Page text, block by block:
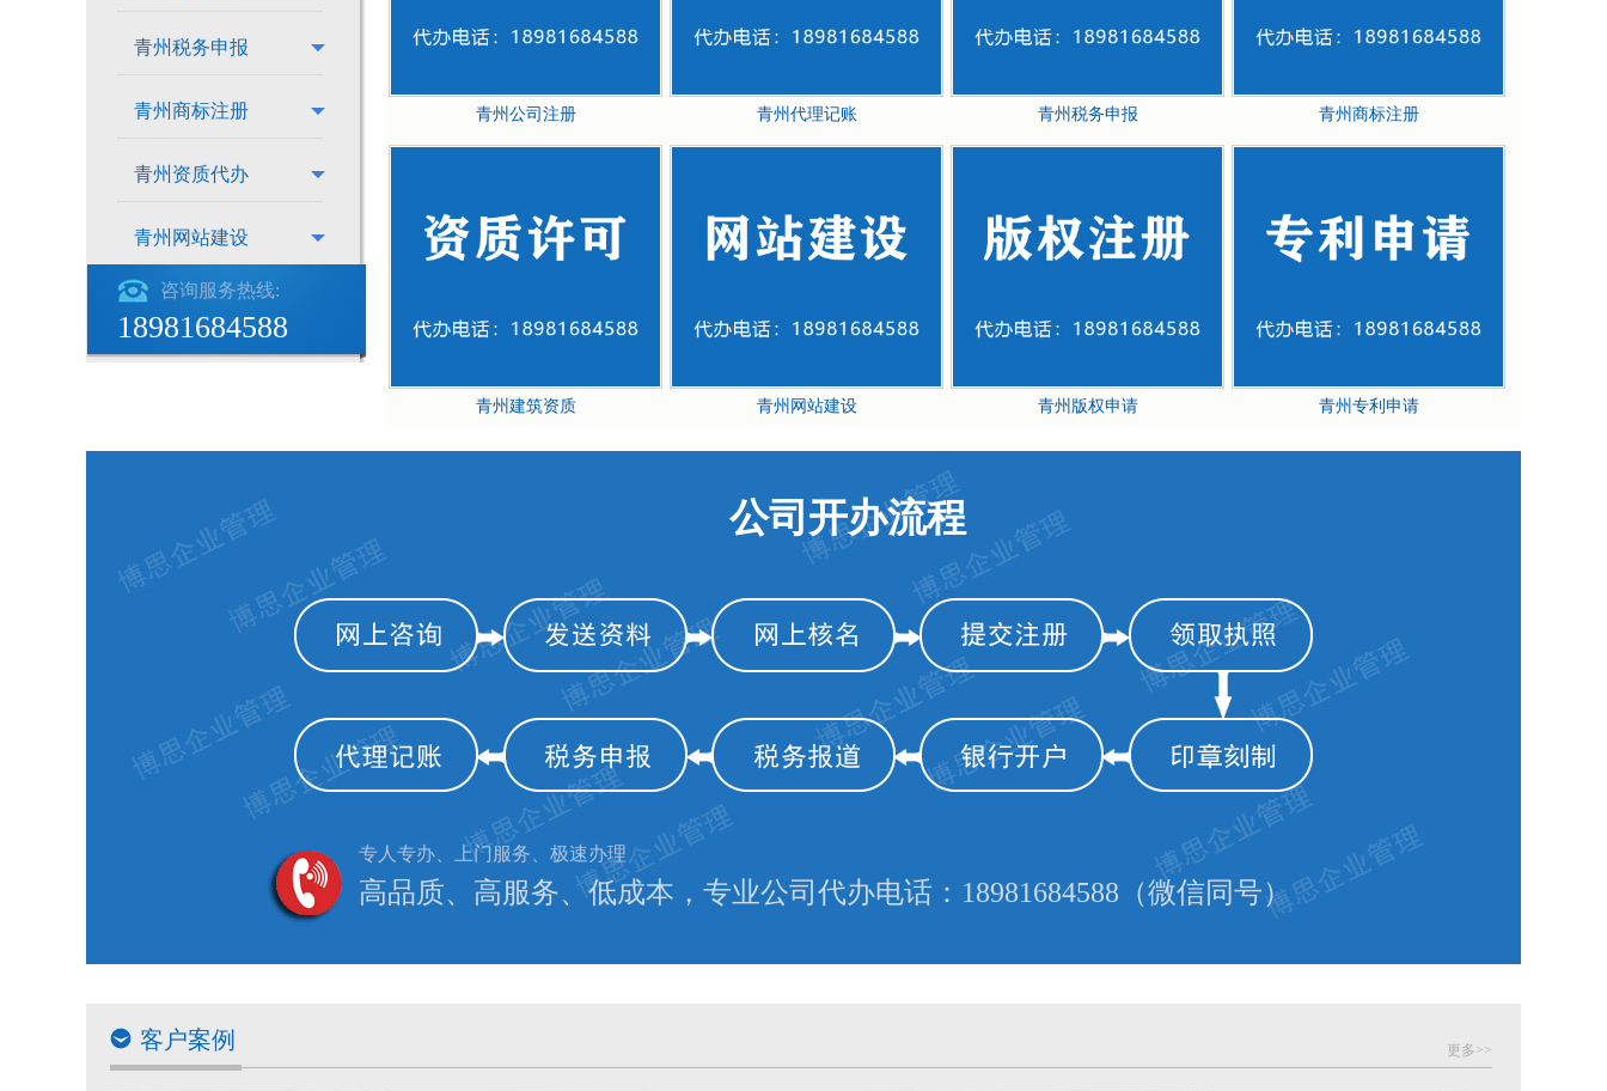
青州税务申报
青州商标注册
青州资质代办
青州网站建设
咨询服务热线:
18981684588
青州公司注册 青州代理记账 青州税务申报 青州商标注册
青州建筑资质 青州网站建设 青州版权申请 青州专利申请
公司开办流程
专人专办、上门服务、极速办理
高品质、高服务、低成本，专业公司代办电话：18981684588（微信同号）
更多>>
客户案例